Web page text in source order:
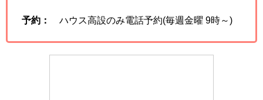
予約： ハウス高設のみ電話予約(毎週金曜 9時～)